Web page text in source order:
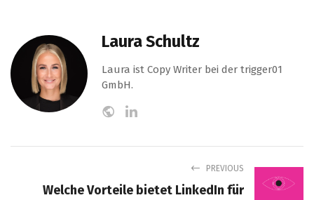
Laura Schultz
Laura ist Copy Writer bei der trigger01
GmbH.
PREVIOUS
Welche Vorteile bietet LinkedIn für